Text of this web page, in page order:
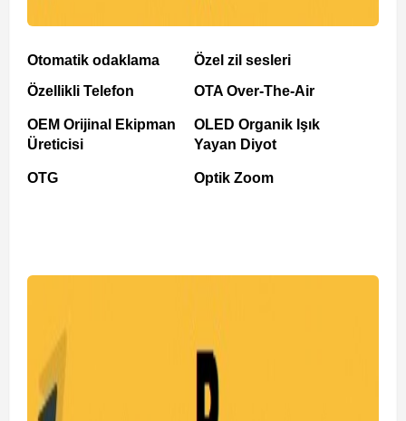
Otomatik odaklama
Özellikli Telefon
OEM Orijinal Ekipman
Üreticisi
OTG
Özel zil sesleri
OTA Over-The-Air
OLED Organik Işık
Yayan Diyot
Optik Zoom